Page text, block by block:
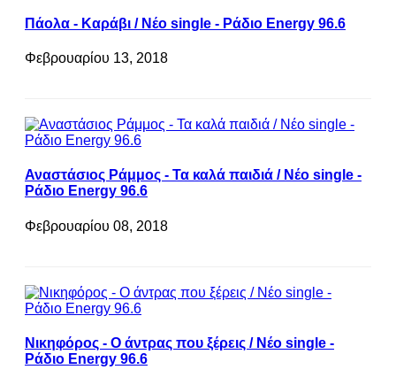
Πάολα - Καράβι / Νέο single - Ράδιο Energy 96.6
Φεβρουαρίου 13, 2018
Αναστάσιος Ράμμος - Τα καλά παιδιά / Νέο single -
Ράδιο Energy 96.6
Φεβρουαρίου 08, 2018
Νικηφόρος - Ο άντρας που ξέρεις / Νέο single -
Ράδιο Energy 96.6